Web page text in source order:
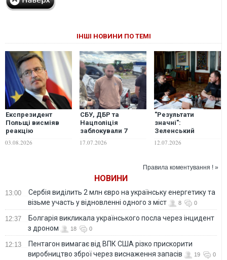
ІНШІ НОВИНИ ПО ТЕМІ
Експрезидент
Польщі висміяв
реакцію
Навроцького на
падіння російської
03.08.2026
СБУ, ДБР та
Нацполіція
заблокували 7
каналів
нелегального
17.07.2026
"Результати
значні":
Зеленський
заслухав доповідь
глави МВС
12.07.2026
Правила коментування ! »
НОВИНИ
13:00
Сербія виділить 2 млн євро на українську енергетику та
візьме участь у відновленні одного з міст
8 0
12:37
Болгарія викликала українського посла через інцидент
з дроном
18 0
12:13
Пентагон вимагає від ВПК США різко прискорити
виробництво зброї через виснаження запасів
19 0